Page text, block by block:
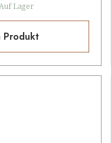
Lager
Produkt